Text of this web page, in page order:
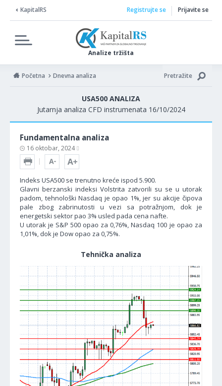
KapitalRS
Analize tržišta
Registrujte se Prijavite se
Početna Dnevna analiza Pretražite
USA500 ANALIZA
Jutarnja analiza CFD instrumenata 16/10/2024
Fundamentalna analiza
16 oktobar, 2024
Indeks USA500 se trenutno kreće ispod 5.900.
Glavni berzanski indeksi Volstrita zatvorili su se u utorak
padom, tehnološki Nasdaq je opao 1%, jer su akcije čipova
pale zbog zabrinutosti u vezi sa potražnjom, dok je
energetski sektor pao 3% usled pada cena nafte.
U utorak je S&P 500 opao za 0,76%, Nasdaq 100 je opao za
1,01%, dok je Dow opao za 0,75%.
Tehnička analiza